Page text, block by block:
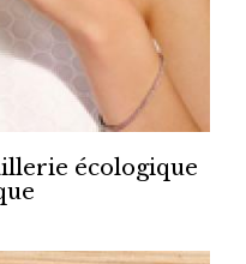
écologique